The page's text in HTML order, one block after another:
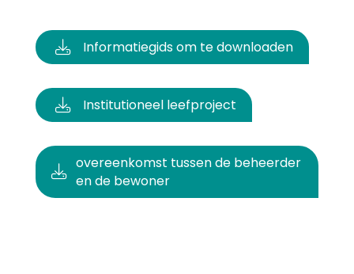
Informatiegids om te downloaden
Institutioneel leefproject
overeenkomst tussen de beheerder
en de bewoner